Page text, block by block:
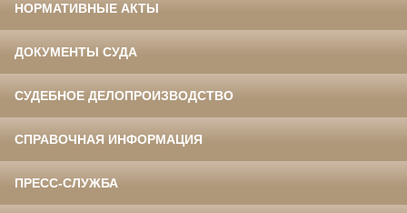
НОРМАТИВНЫЕ АКТЫ
ДОКУМЕНТЫ СУДА
СУДЕБНОЕ ДЕЛОПРОИЗВОДСТВО
СПРАВОЧНАЯ ИНФОРМАЦИЯ
ПРЕСС-СЛУЖБА